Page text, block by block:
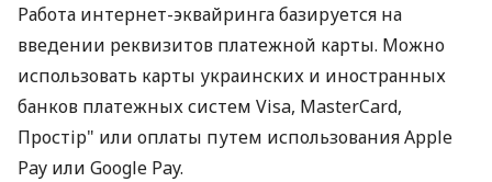
Работа интернет-эквайринга базируется на
введении реквизитов платежной карты. Можно
использовать карты украинских и иностранных
банков платежных систем Visa, MasterCard,
Простір" или оплаты путем использования Apple
Pay или Google Pay.